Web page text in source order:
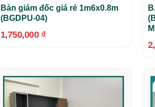
Bàn giám đốc giá rẻ 1m6x0.8m
(BGDPU-04)
1,750,000 ₫